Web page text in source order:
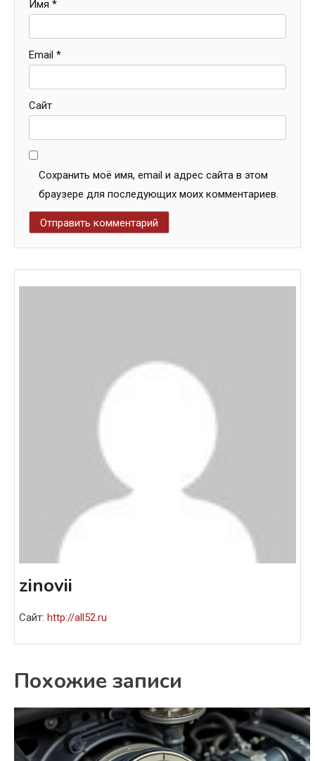
Имя *
Email *
Сайт
Сохранить моё имя, email и адрес сайта в этом
браузере для последующих моих комментариев.
zinovii
Сайт: http://all52.ru
Похожие записи